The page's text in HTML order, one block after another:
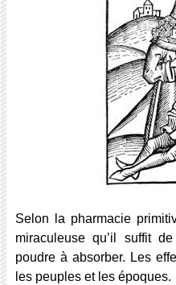
Selon la pharmacie
miraculeuse qu’il suffit
poudre à absorber. Les
les peuples et les époques.